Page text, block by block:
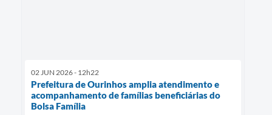
02 JUN 2026 - 12h22
Prefeitura de Ourinhos amplia atendimento e
acompanhamento de famílias beneficiárias do
Bolsa Família